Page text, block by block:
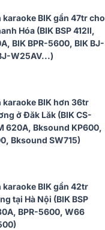
karaoke BIK gần 47tr cho
Hóa (BIK BSP 412II,
BIK BPR-5600, BIK BJ-
W25AV...)
karaoke BIK hơn 36tr
ở Đăk Lăk (BIK CS-
620A, Bksound KP600,
Bksound SW715)
karaoke BIK gần 42tr
tại Hà Nội (BIK BSP
BPR-5600, W66